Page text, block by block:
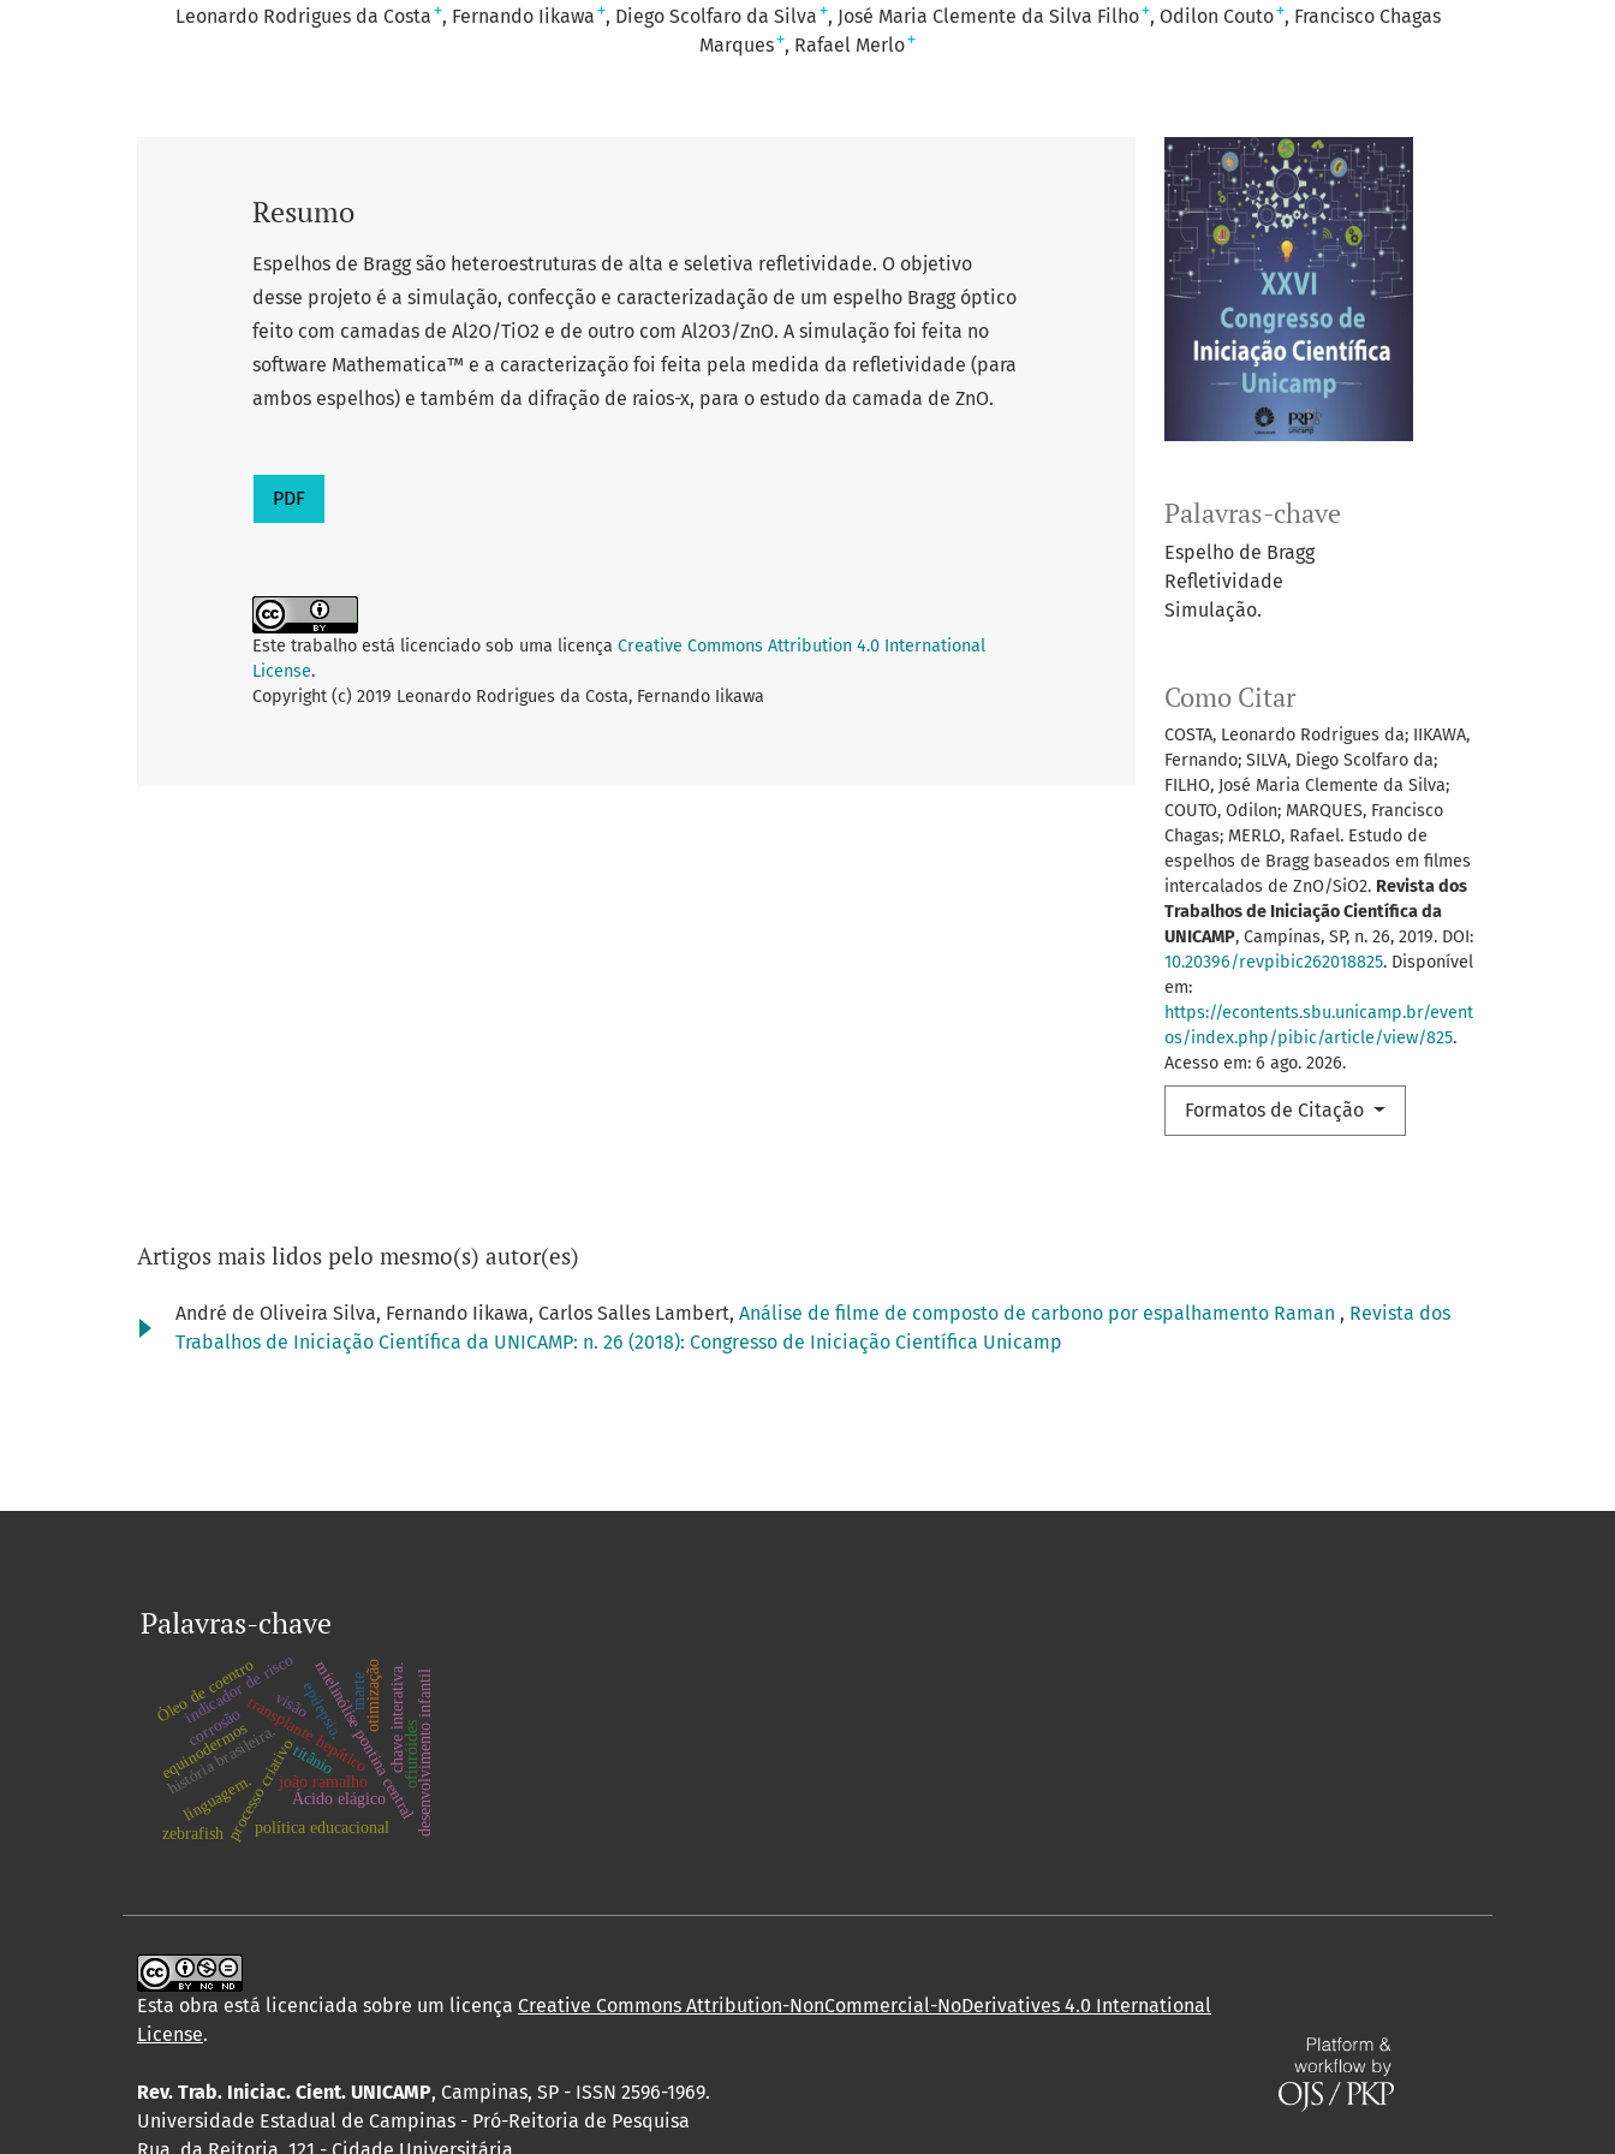
Leonardo Rodrigues da Costa + Fernando Iikawa + Diego Scolfaro da Silva + José Maria Clemente da Silva Filho+ Odilon Couto+
Francisco Chagas
Marques+ Rafael Merlo+
Palavras-chave
Espelho de Bragg
Refletividade
Simulação.
Como Citar
COSTA, Leonardo Rodrigues da; IIKAWA,
Fernando; SILVA, Diego Scolfaro da;
FILHO, José Maria Clemente da Silva;
COUTO, Odilon; MARQUES, Francisco
Chagas; MERLO, Rafael. Estudo de
espelhos de Bragg baseados em filmes
intercalados de ZnO/SiO2. Revista dos
Trabalhos de Iniciação Científica da
UNICAMP, Campinas, SP, n. 26, 2019. DOI:
10.20396/revpibic262018825. Disponível
em:
https://econtents.sbu.unicamp.br/event
os/index.php/pibic/article/view/825.
Acesso em: 6 ago. 2026.
Formatos de Citação
Resumo
Espelhos de Bragg são heteroestruturas de alta e seletiva refletividade. O objetivo
desse projeto é a simulação, confecção e caracterizadação de um espelho Bragg óptico
feito com camadas de Al2O/TiO2 e de outro com Al2O3/ZnO. A simulação foi feita no
software Mathematica™ e a caracterização foi feita pela medida da refletividade (para
ambos espelhos) e também da difração de raios-x, para o estudo da camada de ZnO.
PDF
Este trabalho está licenciado sob uma licença Creative Commons Attribution 4.0 International
License.
Copyright (c) 2019 Leonardo Rodrigues da Costa, Fernando Iikawa
Artigos mais lidos pelo mesmo(s) autor(es)
André de Oliveira Silva, Fernando Iikawa, Carlos Salles Lambert, Análise de filme de composto de carbono por espalhamento Raman , Revista dos
Trabalhos de Iniciação Científica da UNICAMP: n. 26 (2018): Congresso de Iniciação Científica Unicamp
Palavras-chave
mielinólise pontina central
transplante hepático
processo criativojoão ramalho
história brasileira. desenvolvimento infantil
indicador de risco
linguagem.
ofiuróides
equinodermos chave interativa.
zebrafish
epilepsia.
política educacional
Ácido elágico
Óleo de coentro otimização
titânio
corrosão
marte
visão
Esta obra está licenciada sobre um licença Creative Commons Attribution-NonCommercial-NoDerivatives 4.0 International
License.
Rev. Trab. Iniciac. Cient. UNICAMP, Campinas, SP - ISSN 2596-1969.
Universidade Estadual de Campinas - Pró-Reitoria de Pesquisa